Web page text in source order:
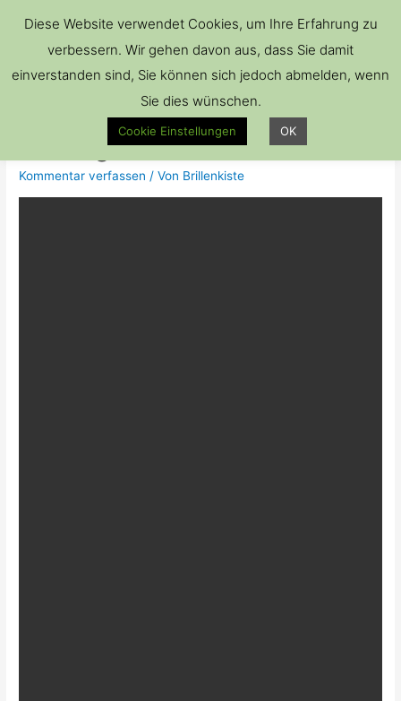
neubau eyewear – campaign
making of OCT 2017
Kommentar verfassen / Von Brillenkiste
Diese Website verwendet Cookies, um Ihre Erfahrung zu
verbessern. Wir gehen davon aus, dass Sie damit
einverstanden sind, Sie können sich jedoch abmelden, wenn
Sie dies wünschen.
Cookie Einstellungen OK